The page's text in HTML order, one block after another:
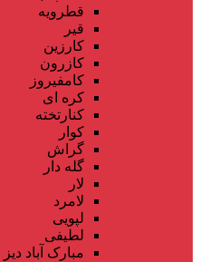
قطرویه
قیر
کارزین
کازرون
کامفیروز
کره ای
کنارتخته
کوار
گراش
گله دار
لار
لامرد
لپویی
لطیفی
مبارک آباد دیز